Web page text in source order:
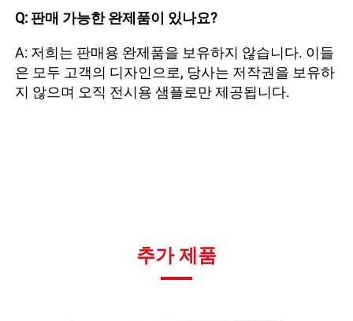
Q: 판매 가능한 완제품이 있나요?
A: 저희는 판매용 완제품을 보유하지 않습니다. 이들
은 모두 고객의 디자인으로, 당사는 저작권을 보유하
지 않으며 오직 전시용 샘플로만 제공됩니다.
추가 제품